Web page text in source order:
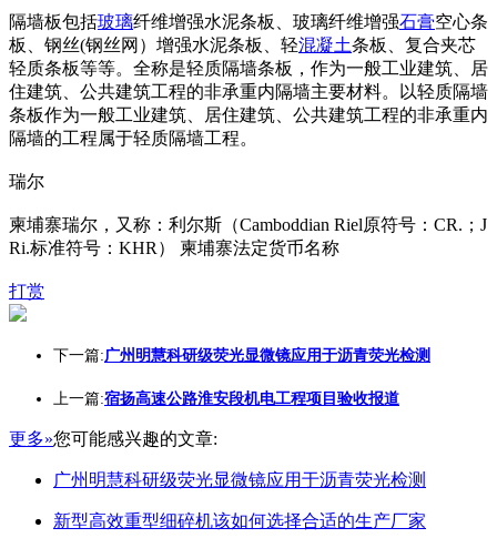
隔墙板包括玻璃纤维增强水泥条板、玻璃纤维增强石膏空心条
板、钢丝(钢丝网）增强水泥条板、轻混凝土条板、复合夹芯
轻质条板等等。全称是轻质隔墙条板，作为一般工业建筑、居
住建筑、公共建筑工程的非承重内隔墙主要材料。以轻质隔墙
条板作为一般工业建筑、居住建筑、公共建筑工程的非承重内
隔墙的工程属于轻质隔墙工程。
瑞尔
柬埔寨瑞尔，又称：利尔斯（Camboddian Riel原符号：CR.；J
Ri.标准符号：KHR） 柬埔寨法定货币名称
打赏
下一篇:广州明慧科研级荧光显微镜应用于沥青荧光检测
上一篇:宿扬高速公路淮安段机电工程项目验收报道
更多»您可能感兴趣的文章:
广州明慧科研级荧光显微镜应用于沥青荧光检测
新型高效重型细碎机该如何选择合适的生产厂家